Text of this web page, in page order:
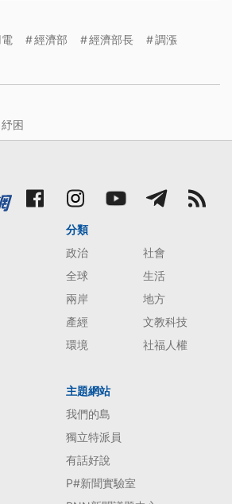
電 經濟部 經濟部長
調漲
紓困
分類
政治
社會
全球
生活
兩岸
地方
產經
文教科技
環境
社福人權
主題網站
我們的島
獨立特派員
有話好說
P#新聞實驗室